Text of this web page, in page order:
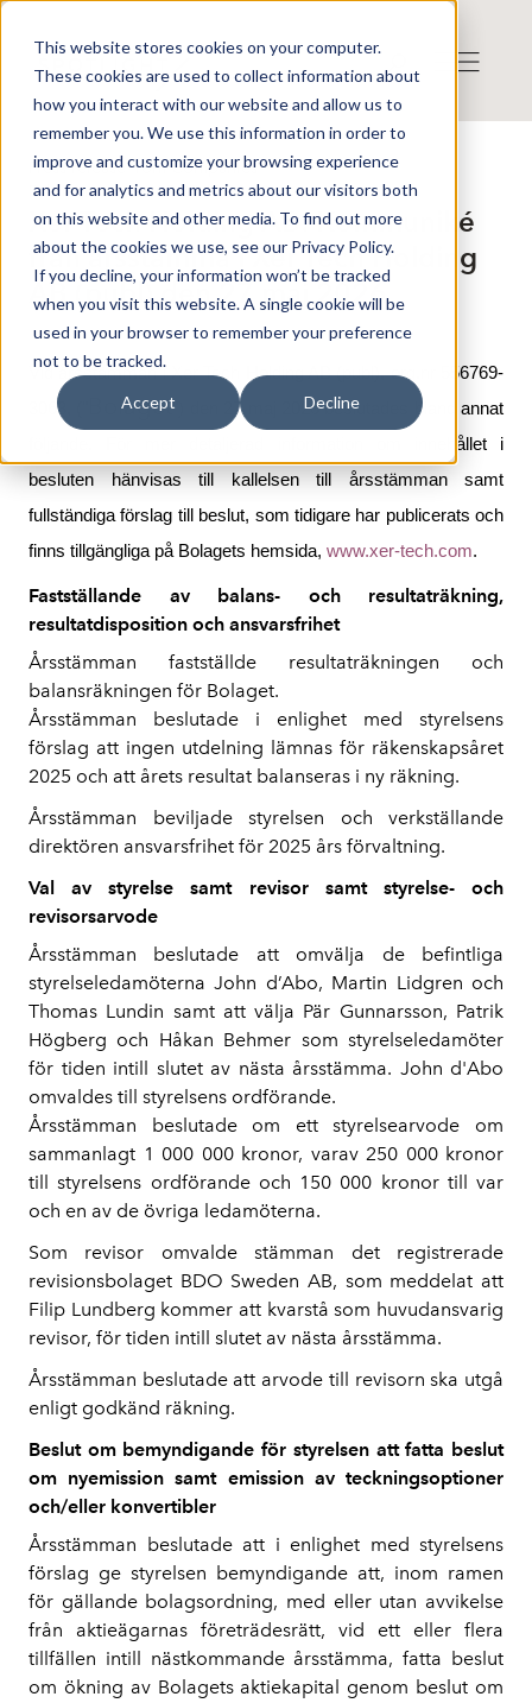
This website stores cookies on your computer.
These cookies are used to collect information about
how you interact with our website and allow us to
remember you. We use this information in order to
improve and customize your browsing experience
and for analytics and metrics about our visitors both
on this website and other media. To find out more
about the cookies we use, see our Privacy Policy.
If you decline, your information won’t be tracked
when you visit this website. A single cookie will be
used in your browser to remember your preference
not to be tracked.
Accept Decline
Press release from Companies
Publicerat: 2026-05-27 12:30:02
Xer Tech Holding AB: Kommuniké
från årsstämma i Xer Tech Holding
AB (publ) den 27 maj 2026
Vid årsstämman i Xer Tech Holding AB (publ), org.nr 556769-
3063, ("
Bolaget") den 27 maj 2026 beslutades bland annat
följande. För mer detaljerad information om innehållet i
besluten hänvisas till kallelsen till årsstämman samt
fullständiga förslag till beslut, som tidigare har publicerats och
finns tillgängliga på Bolagets hemsida, www.xer-tech.com.
Fastställande av balans- och resultaträkning,
resultatdisposition och ansvarsfrihet
Årsstämman fastställde resultaträkningen och
balansräkningen för Bolaget.
Årsstämman beslutade i enlighet med styrelsens
förslag att ingen utdelning lämnas för räkenskapsåret
2025 och att årets resultat balanseras i ny räkning.
Årsstämman beviljade styrelsen och verkställande
direktören ansvarsfrihet för 2025 års förvaltning.
Val av styrelse samt revisor samt styrelse- och
revisorsarvode
Årsstämman beslutade att omvälja de befintliga
styrelseledamöterna John d’Abo, Martin Lidgren och
Thomas Lundin samt att välja Pär Gunnarsson, Patrik
Högberg och Håkan Behmer som styrelseledamöter
för tiden intill slutet av nästa årsstämma. John d'Abo
omvaldes till styrelsens ordförande.
Årsstämman beslutade om ett styrelsearvode om
sammanlagt 1 000 000 kronor, varav 250 000 kronor
till styrelsens ordförande och 150 000 kronor till var
och en av de övriga ledamöterna.
Som revisor omvalde stämman det registrerade
revisionsbolaget BDO Sweden AB, som meddelat att
Filip Lundberg kommer att kvarstå som huvudansvarig
revisor, för tiden intill slutet av nästa årsstämma.
Årsstämman beslutade att arvode till revisorn ska utgå
enligt godkänd räkning.
Beslut om bemyndigande för styrelsen att fatta beslut
om nyemission samt emission av teckningsoptioner
och/eller konvertibler
Årsstämman beslutade att i enlighet med styrelsens
förslag ge styrelsen bemyndigande att, inom ramen
för gällande bolagsordning, med eller utan avvikelse
från aktieägarnas företrädesrätt, vid ett eller flera
tillfällen intill nästkommande årsstämma, fatta beslut
om ökning av Bolagets aktiekapital genom beslut om